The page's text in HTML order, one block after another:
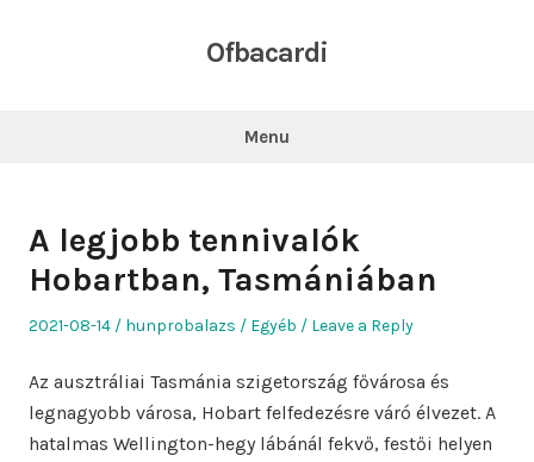
Ofbacardi
Menu
A legjobb tennivalók
Hobartban, Tasmániában
Posted
2021-08-14 Author
hunprobalazs
Posted
Egyéb Leave a Reply
Az ausztráliai Tasmánia szigetország fővárosa és
legnagyobb városa, Hobart felfedezésre váró élvezet. A
hatalmas Wellington-hegy lábánál fekvő, festői helyen